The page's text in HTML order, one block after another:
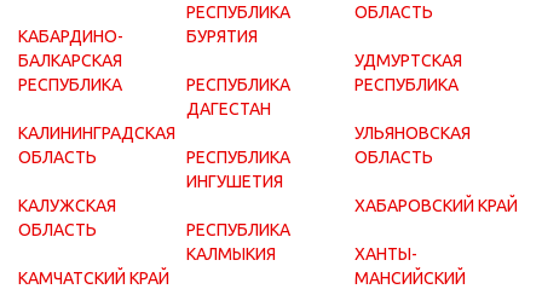
КАБАРДИНО-
БАЛКАРСКАЯ
РЕСПУБЛИКА
КАЛИНИНГРАДСКАЯ
ОБЛАСТЬ
КАЛУЖСКАЯ
ОБЛАСТЬ
КАМЧАТСКИЙ КРАЙ
РЕСПУБЛИКА
БУРЯТИЯ
РЕСПУБЛИКА
ДАГЕСТАН
РЕСПУБЛИКА
ИНГУШЕТИЯ
РЕСПУБЛИКА
КАЛМЫКИЯ
ОБЛАСТЬ
УДМУРТСКАЯ
РЕСПУБЛИКА
УЛЬЯНОВСКАЯ
ОБЛАСТЬ
ХАБАРОВСКИЙ КРАЙ
ХАНТЫ-
МАНСИЙСКИЙ